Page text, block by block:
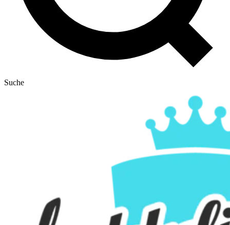
Suche